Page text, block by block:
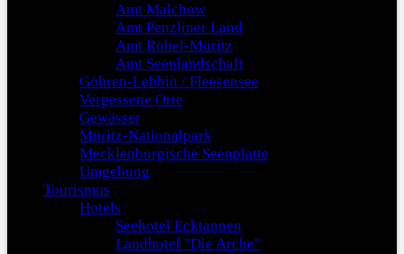
Amt Malchow
Amt Penzliner Land
Amt Röbel-Müritz
Amt Seenlandschaft
Göhren-Lebbin / Fleesensee
Vergessene Orte
Gewässer
Müritz-Nationalpark
Mecklenburgische Seenplatte
Umgebung
Tourismus
Hotels
Seehotel Ecktannen
Landhotel "Die Arche"